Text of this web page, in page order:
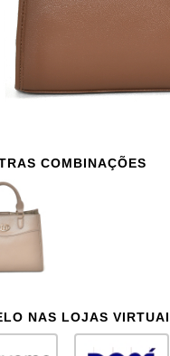
COMBINAÇÕES
NAS LOJAS